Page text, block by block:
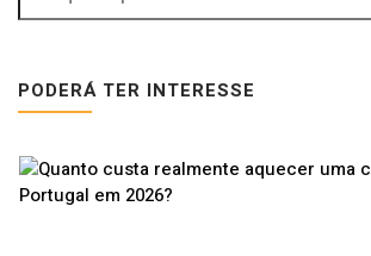
PODERÁ TER INTERESSE